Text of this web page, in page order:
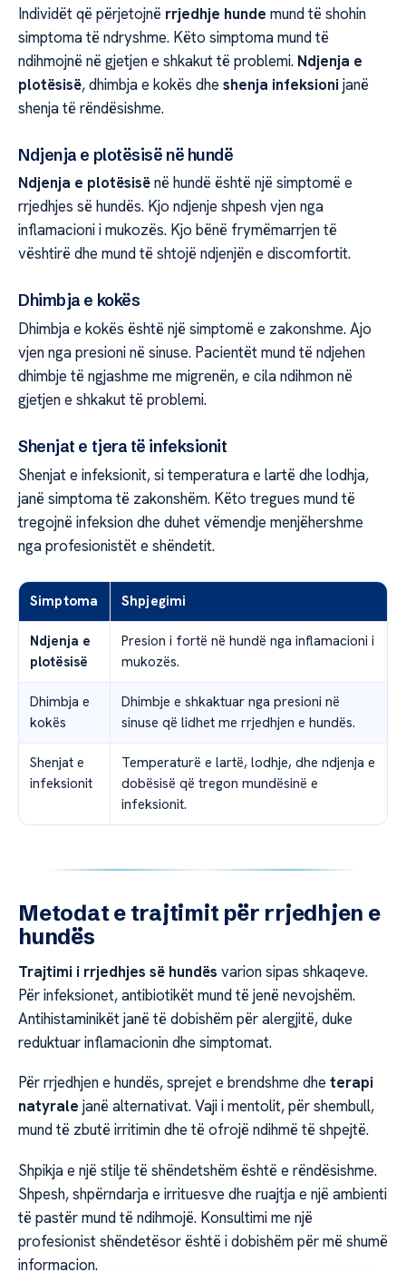
Individët që përjetojnë rrjedhje hunde mund të shohin
simptoma të ndryshme. Këto simptoma mund të
ndihmojnë në gjetjen e shkakut të problemi. Ndjenja e
plotësisë, dhimbja e kokës dhe shenja infeksioni janë
shenja të rëndësishme.
Ndjenja e plotësisë në hundë
Ndjenja e plotësisënë hundë është një simptomë e
rrjedhjes së hundës. Kjo ndjenje shpesh vjen nga
inflamacioni i mukozës. Kjo bënë frymëmarrjen të
vështirë dhe mund të shtojë ndjenjën e discomfortit.
Dhimbja e kokës
Dhimbja e kokës është një simptomë e zakonshme. Ajo
vjen nga presioni në sinuse. Pacientët mund të ndjehen
dhimbje të ngjashme me migrenën, e cila ndihmon në
gjetjen e shkakut të problemi.
Shenjat e tjera të infeksionit
Shenjat e infeksionit, si temperatura e lartë dhe lodhja,
janë simptoma të zakonshëm. Këto tregues mund të
tregojnë infeksion dhe duhet vëmendje menjëhershme
nga profesionistët e shëndetit.
Simptoma Shpjegimi
Ndjenja e
plotësisë
Presion i fortë në hundë nga inflamacioni i
mukozës.
Dhimbja e
kokës
Dhimbje e shkaktuar nga presioni në
sinuse që lidhet me rrjedhjen e hundës.
Shenjat e
infeksionit
Temperaturë e lartë, lodhje, dhe ndjenja e
dobësisë që tregon mundësinë e
infeksionit.
Metodat e trajtimit për rrjedhjen e
hundës
Trajtimi i rrjedhjes së hundës varion sipas shkaqeve.
Për infeksionet, antibiotikët mund të jenë nevojshëm.
Antihistaminikët janë të dobishëm për alergjitë, duke
reduktuar inflamacionin dhe simptomat.
Për rrjedhjen e hundës, sprejet e brendshme dhe terapi
natyrale janë alternativat. Vaji i mentolit, për shembull,
mund të zbutë irritimin dhe të ofrojë ndihmë të shpejtë.
Shpikja e një stilje të shëndetshëm është e rëndësishme.
Shpesh, shpërndarja e irrituesve dhe ruajtja e një ambienti
të pastër mund të ndihmojë. Konsultimi me një
profesionist shëndetësor është i dobishëm për më shumë
informacion.